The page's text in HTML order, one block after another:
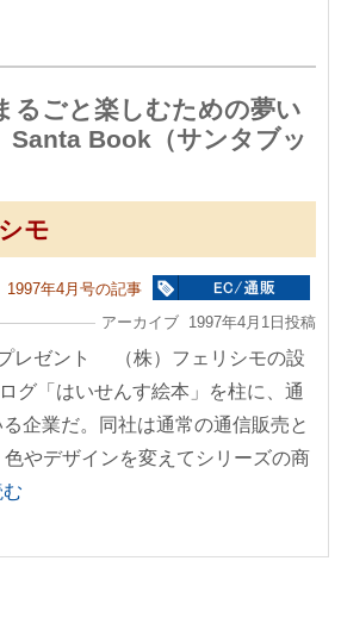
るごと楽しむための夢い
Book（サンタブッ
モ
1997年4月号の記事
アーカイブ 1997年4月1日投稿
レゼント （株）フェリシモの設
グ「はいせんす絵本」を柱に、通
企業だ。同社は通常の通信販売と
やデザインを変えてシリーズの商